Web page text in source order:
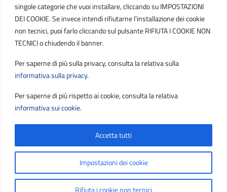
singole categorie che vuoi installare, cliccando su IMPOSTAZIONI
DEI COOKIE. Se invece intendi rifiutarne l’installazione dei cookie
non tecnici, puoi farlo cliccando sul pulsante RIFIUTA I COOKIE NON
TECNICI o chiudendo il banner.
Per saperne di più sulla privacy, consulta la relativa sulla
informativa sulla privacy.
Per saperne di più rispetto ai cookie, consulta la relativa
informativa sui cookie.
Impostazioni dei cookie
Rifiuta i cookie non tecnici
Accetta tutti
PEC
protocollo.sogetspa@pec.it
contribuenti@sogetspa.it
SEGUICI SU
Sezione Link Utili
Privacy | Cookie policy | Note legali | Contatti |
Accessibilità
| Basato sul Prototipo per siti PA di AgID